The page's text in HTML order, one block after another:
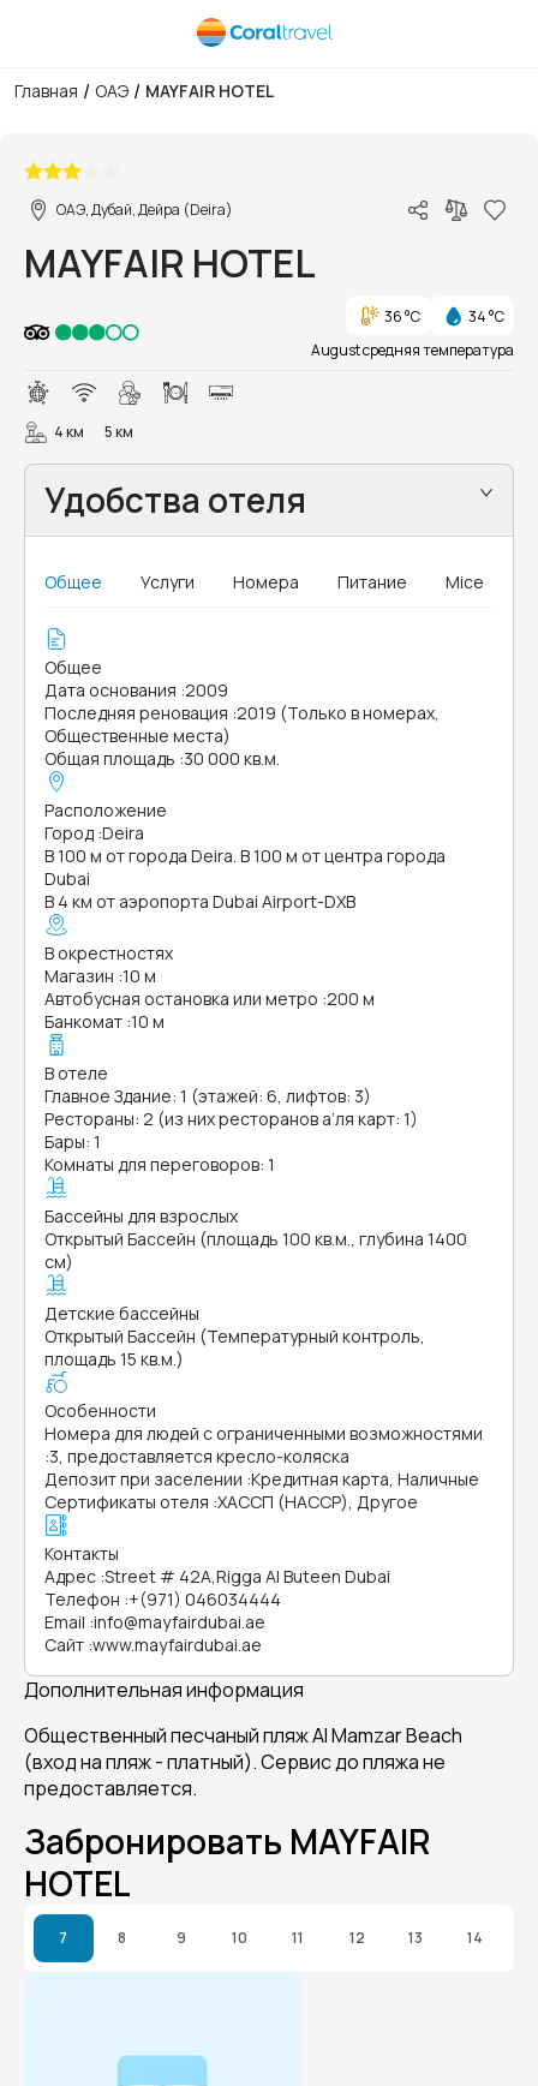
Главная / ОАЭ / MAYFAIR HOTEL
ОАЭ, Дубай, Дейра (Deira)
MAYFAIR HOTEL
36 °C
34 °C
August средняя температура
4 км 5 км
Удобства отеля
Общее Услуги Номера Питание Mice
Общее
Дата основания :2009
Последняя реновация :2019 (Только в номерах,
Общественные места)
Общая площадь :30 000 кв.м.
Расположение
Город :Deira
В 100 м от города Deira. В 100 м от центра города
Dubai
В 4 км от аэропорта Dubai Airport-DXB
В окрестностях
Магазин :10 м
Автобусная остановка или метро :200 м
Банкомат :10 м
В отеле
Главное Здание: 1 (этажей: 6, лифтов: 3)
Рестораны: 2 (из них ресторанов а’ля карт: 1)
Бары: 1
Комнаты для переговоров: 1
Бассейны для взрослых
Открытый Бассейн (площадь 100 кв.м., глубина 1400
см)
Детские бассейны
Открытый Бассейн (Температурный контроль,
площадь 15 кв.м.)
Особенности
Номера для людей с ограниченными возможностями
:3, предоставляется кресло-коляска
Депозит при заселении :Кредитная карта, Наличные
Сертификаты отеля :ХАССП (HACCP), Другое
Контакты
Адрес :Street # 42A,Rigga Al Buteen Dubai
Телефон :+(971) 046034444
Email :info@mayfairdubai.ae
Сайт :www.mayfairdubai.ae
Дополнительная информация
Общественный песчаный пляж Al Mamzar Beach
(вход на пляж - платный). Сервис до пляжа не
предоставляется.
Забронировать MAYFAIR
HOTEL
7 8 9 10 11 12 13 14